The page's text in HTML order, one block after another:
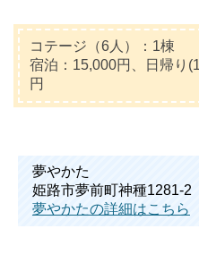
コテージ（6人）：1棟
宿泊：15,000円、日帰り
円
夢やかた
姫路市夢前町神種1281-2
夢やかたの詳細はこちら